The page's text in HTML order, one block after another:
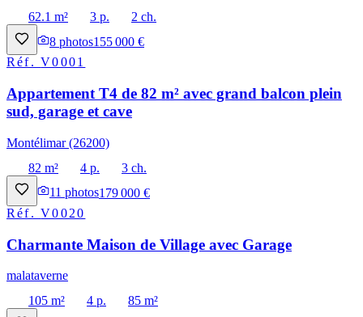
62.1 m²
3 p.
2 ch.
8 photos155 000 €
Réf.V0001
Appartement T4 de 82 m² avec grand balcon plein
sud, garage et cave
Montélimar (26200)
82 m²
4 p.
3 ch.
11 photos179 000 €
Réf.V0020
Charmante Maison de Village avec Garage
malataverne
105 m²
4 p.
85 m²